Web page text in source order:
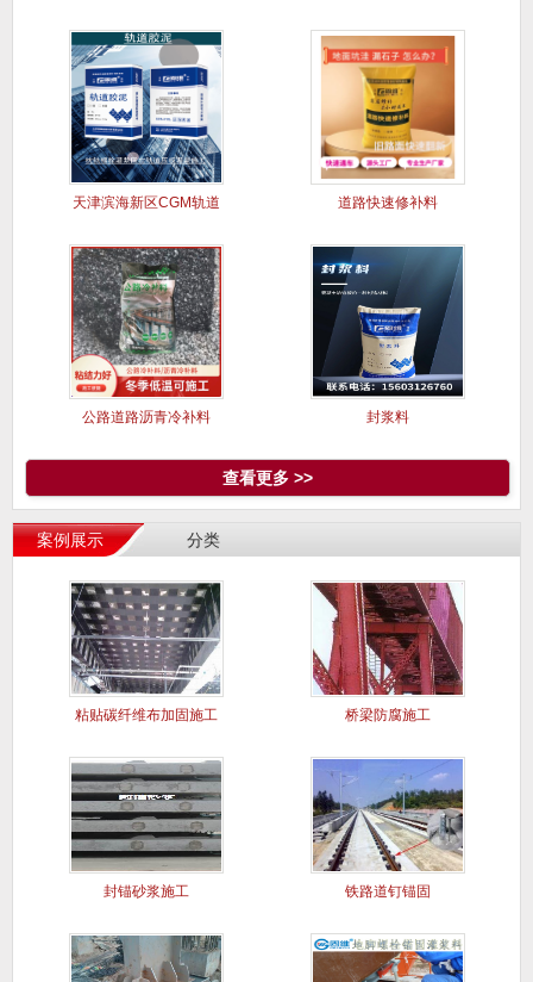
天津滨海新区CGM轨道 道路快速修补料
公路道路沥青冷补料 封浆料
查看更多 >>
案例展示 分类
粘贴碳纤维布加固施工 桥梁防腐施工
封锚砂浆施工 铁路道钉锚固